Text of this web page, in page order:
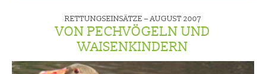
RETTUNGSEINSÄTZE – AUGUST 2007
VON PECHVÖGELN UND
WAISENKINDERN